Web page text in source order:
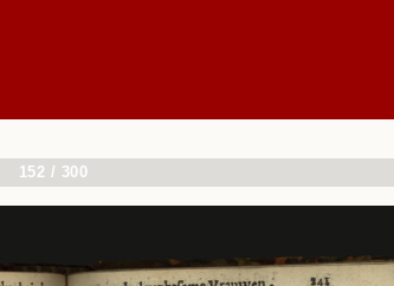
152 / 300